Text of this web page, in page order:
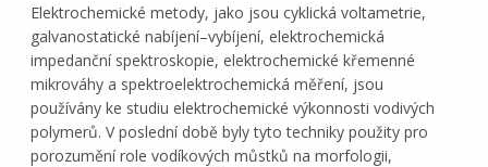
Elektrochemické metody, jako jsou cyklická voltametrie,
galvanostatické nabíjení–vybíjení, elektrochemická
impedanční spektroskopie, elektrochemické křemenné
mikrováhy a spektroelektrochemická měření, jsou
používány ke studiu elektrochemické výkonnosti vodivých
polymerů. V poslední době byly tyto techniky použity pro
porozumění role vodíkových můstků na morfologii,